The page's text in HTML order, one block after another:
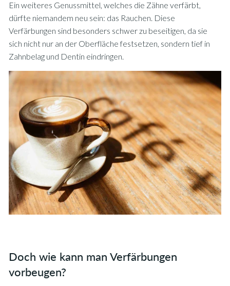
Ein weiteres Genussmittel, welches die Zähne verfärbt,
dürfte niemandem neu sein: das Rauchen. Diese
Verfärbungen sind besonders schwer zu beseitigen, da sie
sich nicht nur an der Oberfläche festsetzen, sondern tief in
Zahnbelag und Dentin eindringen.
Doch wie kann man Verfärbungen
vorbeugen?